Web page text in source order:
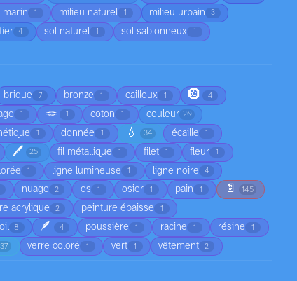
marin 1 milieu naturel 1 milieu urbain 3
4 sol naturel 1 sol sablonneux 1
brique 7 bronze 1 cailloux 1 🛞 4
1 🪢 1 coton 1 couleur 20
1 donnée 1 💧 34 écaille 1
🖊️ 25 fil métallique 1 filet 1 fleur 1
1 ligne lumineuse 1 ligne noire 4
nuage 2 os 1 osier 1 pain 1 📄 145
acrylique 2 peinture épaisse 1
8 🪶 4 poussière 1 racine 1 résine 1
37 verre coloré 1 vert 1 vêtement 2